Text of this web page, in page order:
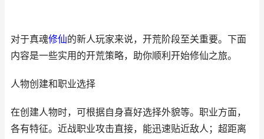
对于真魂修仙的新人玩家来说，开荒阶段至关重要。下面
内容是一些实用的开荒策略，助你顺利开始修仙之旅。
人物创建和职业选择
在创建人物时，可根据自身喜好选择外貌等。职业方面，
各有特征。近战职业攻击直接，能迅速贴近敌人；超距离